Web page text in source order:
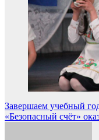
Навигация
по
Завершаем учебный
«Безопасный счёт»